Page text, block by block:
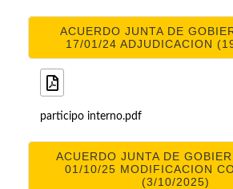
ACUERDO JUNTA DE
17/01/24 ADJUDICACION
participo interno.pdf
ACUERDO JUNTA DE
01/10/25 MODIFICACION
(3/10/2025)